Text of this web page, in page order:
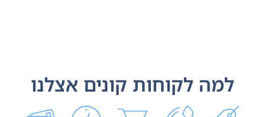
למה לקוחות קונים אצלנו